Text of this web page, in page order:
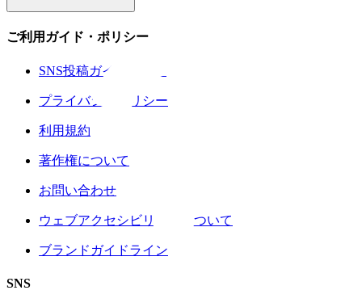
ご利用ガイド・ポリシー
SNS投稿ガイドライン
プライバシーポリシー
利用規約
著作権について
お問い合わせ
ウェブアクセシビリティについて
ブランドガイドライン
SNS